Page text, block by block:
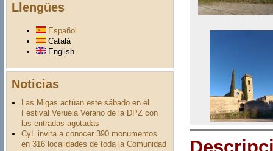
Llengües
Español
Català
English
Noticias
Las Migas actúan este sábado en el
Festival Veruela Verano de la DPZ con
las entradas agotadas
CyL invita a conocer 390 monumentos
en 316 localidades de toda la Comunidad